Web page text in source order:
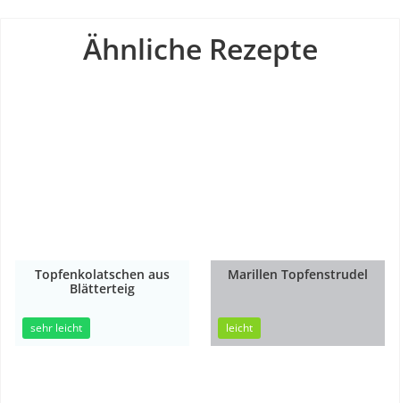
Ähnliche Rezepte
Topfenkolatschen aus
Blätterteig
sehr leicht
Marillen Topfenstrudel
leicht